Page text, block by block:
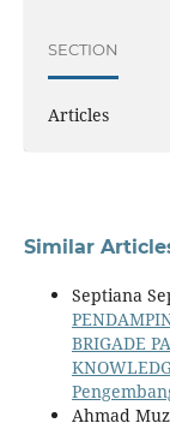
SECTION
Articles
Similar
Septiana
BRIGADE
Ahmad